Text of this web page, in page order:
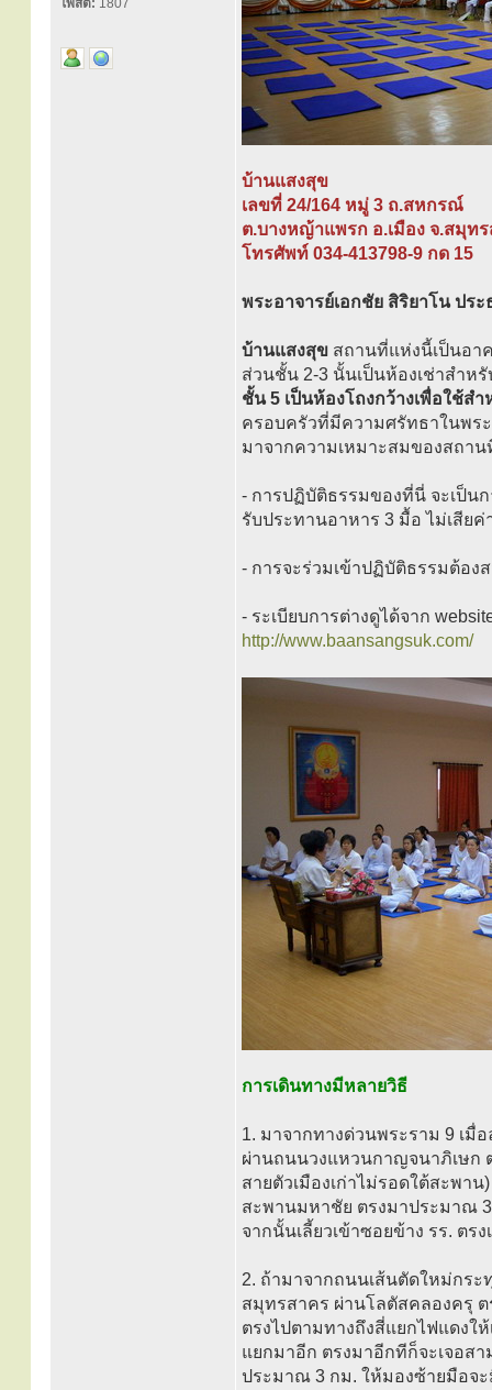
โพสต์: 1807
บ้านแสงสุข
เลขที่ 24/164 หมู่ 3 ถ.สหกรณ์
ต.บางหญ้าแพรก อ.เมือง จ.สมุทร
โทรศัพท์ 034-413798-9 กด 15
พระอาจารย์เอกชัย สิริยาโน ปร
บ้านแสงสุข สถานที่แห่งนี้เป็นอา
ส่วนชั้น 2-3 นั้นเป็นห้องเช่าสำ
ชั้น 5 เป็นห้องโถงกว้างเพื่อใช้
ครอบครัวที่มีความศรัทธาในพร
มาจากความเหมาะสมของสถา
- การปฏิบัติธรรมของที่นี่ จะเป็น
รับประทานอาหาร 3 มื้อ ไม่เสียค่
- การจะร่วมเข้าปฏิบัติธรรมต้อง
- ระเบียบการต่างดูได้จาก
http://www.baansangsuk.com/
การเดินทางมีหลายวิธี
1. มาจากทางด่วนพระราม 9 เมื่
ผ่านถนนวงแหวนกาญจนาภิเษก
สายตัวเมืองเก่าไม่รอดใต้สะพา
สะพานมหาชัย ตรงมาประมาณ
จากนั้นเลี้ยวเข้าซอยข้าง รร. ตร
2. ถ้ามาจากถนนเส้นตัดใหม่กร
สมุทรสาคร ผ่านโลตัสคลองครุ
ตรงไปตามทางถึงสี่แยกไฟแดงใ
แยกมาอีก ตรงมาอีกทีก็จะเจอส
ประมาณ 3 กม. ให้มองซ้ายมือจะ